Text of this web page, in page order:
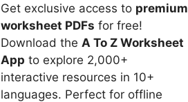
Get exclusive access to premium
worksheet PDFs for free!
Download the A To Z Worksheet
App to explore 2,000+
interactive resources in 10+
languages. Perfect for offline